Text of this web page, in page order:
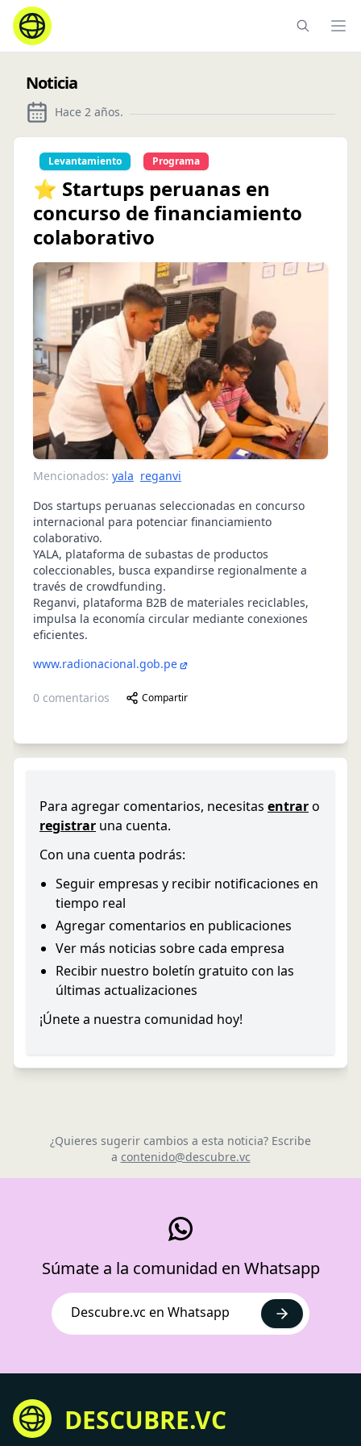
Noticia
Hace 2 años.
Levantamiento Programa
⭐ Startups peruanas en
concurso de financiamiento
colaborativo
Mencionados: yala reganvi
Dos startups peruanas seleccionadas en concurso
internacional para potenciar financiamiento
colaborativo.
YALA, plataforma de subastas de productos
coleccionables, busca expandirse regionalmente a
través de crowdfunding.
Reganvi, plataforma B2B de materiales reciclables,
impulsa la economía circular mediante conexiones
eficientes.
www.radionacional.gob.pe
0 comentarios Compartir
Para agregar comentarios, necesitas entraro
registrar una cuenta.
Con una cuenta podrás:
Seguir empresas y recibir notificaciones en
tiempo real
Agregar comentarios en publicaciones
Ver más noticias sobre cada empresa
Recibir nuestro boletín gratuito con las
últimas actualizaciones
¡Únete a nuestra comunidad hoy!
¿Quieres sugerir cambios a esta noticia? Escribe
a contenido@descubre.vc
Súmate a la comunidad en Whatsapp
Descubre.vc en Whatsapp
DESCUBRE.VC